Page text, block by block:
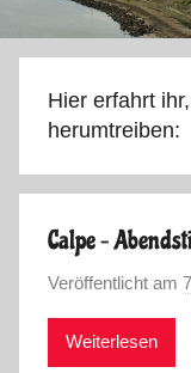
Hier erfahrt
herumtreiben:
Calpe –
Veröffentlicht am
Weiterlesen